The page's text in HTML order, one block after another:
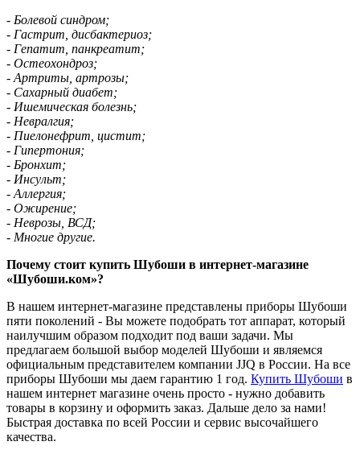
- Болевой синдром;
- Гастрит, дисбактериоз;
- Гепатит, панкреатит;
- Остеохондроз;
- Артриты, артрозы;
- Сахарный диабет;
- Ишемическая болезнь;
- Невралгия;
- Пиелонефрит, цистит;
- Гипертония;
- Бронхит;
- Инсульт;
- Аллергия;
- Ожирение;
- Неврозы, ВСД;
- Многие другие.
Почему стоит купить Шубоши в интернет-магазине
«Шубоши.ком»?
В нашем интернет-магазине представлены приборы Шубоши
пяти поколений - Вы можете подобрать тот аппарат, который
наилучшим образом подходит под ваши задачи. Мы
предлагаем большой выбор моделей Шубоши и являемся
официальным представителем компании JJQ в России. На все
приборы Шубоши мы даем гарантию 1 год. Купить Шубоши в
нашем интернет магазине очень просто - нужно добавить
товары в корзину и оформить заказ. Дальше дело за нами!
Быстрая доставка по всей России и сервис высочайшего
качества.